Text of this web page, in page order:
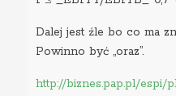
Dalej jest źle bo co ma
Powinno być „oraz”.
http://biznes.pap.pl/espi/